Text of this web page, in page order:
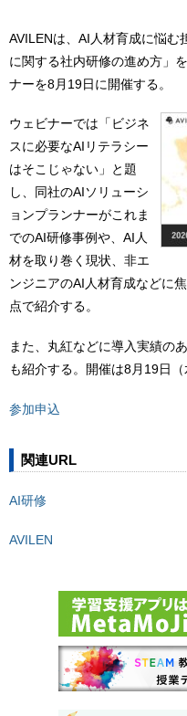
AVILENは、AI人材育成に悩む
に関する社内研修の進め方」
ナーを8月19日に開催する。
ウェビナーでは「ビジネ
スに必要なAIリテラシー
はそこじゃない」と題
し、同社のAIソリューシ
ョンプランナーがこれま
でのAI研修事例や、AI人
材を取り巻く現状、非エ
ンジニアのAI人材育成などに
点で紹介する。
また、丸紅などに導入実績の
も紹介する。開催は8月19日
参加申込
関連URL
AI研修
AVILEN